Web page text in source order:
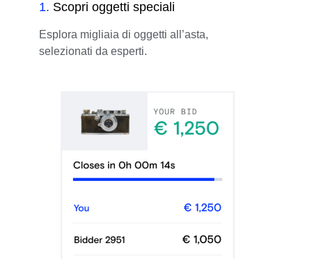
1. Scopri oggetti speciali
Esplora migliaia di oggetti all’asta,
selezionati da esperti.